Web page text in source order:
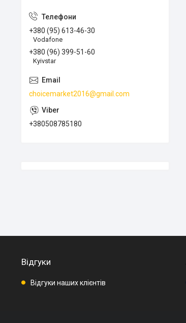
+380 (95) 613-46-30
Vodafone
+380 (96) 399-51-60
Kyivstar
choicemarket2016@gmail.com
+380508785180
Відгуки
Відгуки наших клієнтів